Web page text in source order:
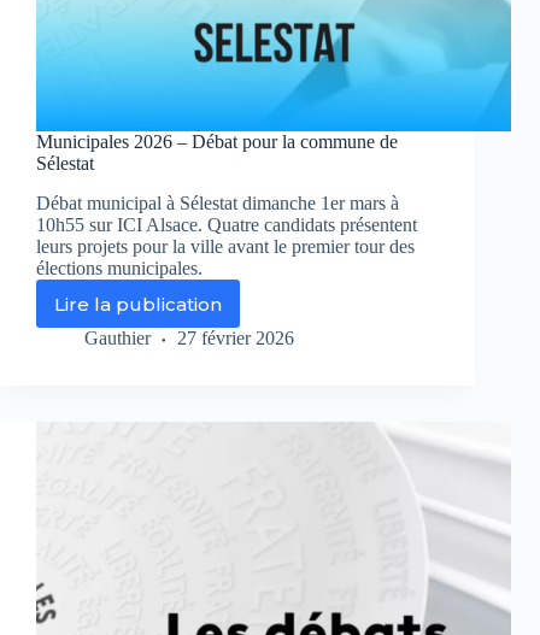
Municipales 2026 – Débat pour la commune de
Sélestat
Débat municipal à Sélestat dimanche 1er mars à
10h55 sur ICI Alsace. Quatre candidats présentent
leurs projets pour la ville avant le premier tour des
élections municipales.
Lire la publication
Municipales
2026
la
Gauthier 27 février 2026